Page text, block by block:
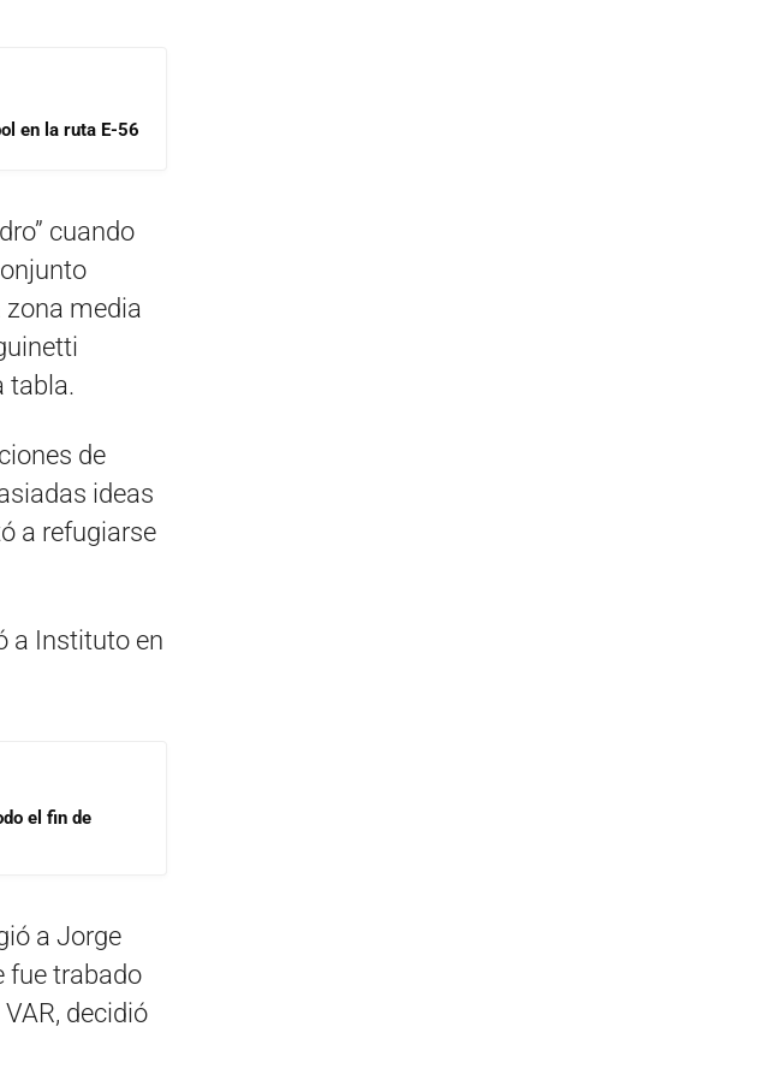
en la ruta E-56
cuando
zona media
tabla.
de
ideas
a refugiarse
a Instituto en
el fin de
a Jorge
fue trabado
decidió